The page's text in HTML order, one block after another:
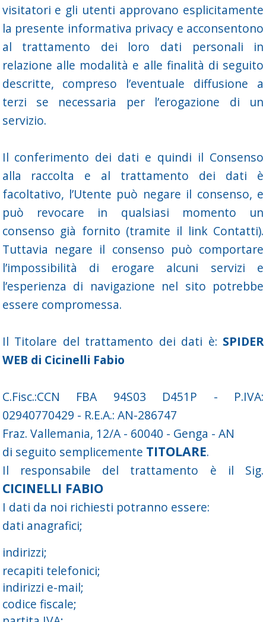
visitatori e gli utenti approvano esplicitamente
la presente informativa privacy e acconsentono
al trattamento dei loro dati personali in
relazione alle modalità e alle finalità di seguito
descritte, compreso l’eventuale diffusione a
terzi se necessaria per l’erogazione di un
servizio.
Il conferimento dei dati e quindi il Consenso
alla raccolta e al trattamento dei dati è
facoltativo, l’Utente può negare il consenso, e
può revocare in qualsiasi momento un
consenso già fornito (tramite il link Contatti).
Tuttavia negare il consenso può comportare
l’impossibilità di erogare alcuni servizi e
l’esperienza di navigazione nel sito potrebbe
essere compromessa.
Il Titolare del trattamento dei dati è: SPIDER
WEB di Cicinelli Fabio
C.Fisc.:CCN FBA 94S03 D451P - P.IVA:
02940770429 - R.E.A.: AN-286747
Fraz. Vallemania, 12/A - 60040 - Genga - AN
di seguito semplicemente TITOLARE.
Il responsabile del trattamento è il Sig.
CICINELLI FABIO
I dati da noi richiesti potranno essere:
dati anagrafici;
indirizzi;
recapiti telefonici;
indirizzi e-mail;
codice fiscale;